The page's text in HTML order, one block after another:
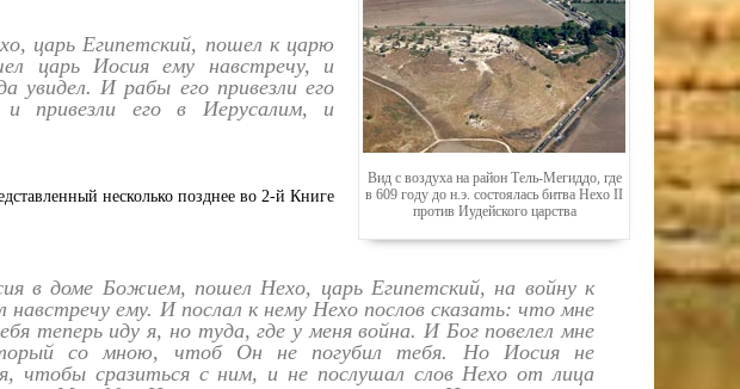
Вид с воздуха на район Тель-Мегиддо, где
в 609 году до н.э. состоялась битва Нехо II
против Иудейского царства
царь Египетский, пошел к царю
царь Иосия ему навстречу, и
увидел. И рабы его привезли его
привезли его в Иерусалим, и
несколько позднее во 2-й Книге
в доме Божием, пошел Нехо, царь Египетский, на войну к
ему. И послал к нему Нехо послов сказать: что мне
теперь иду я, но туда, где у меня война. И Бог повелел мне
со мною, чтоб Он не погубил тебя. Но Иосия не
чтобы сразиться с ним, и не послушал слов Нехо от лица